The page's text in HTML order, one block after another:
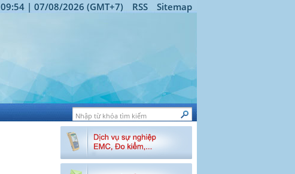
09:54 | 07/08/2026 (GMT+7) RSS Sitemap